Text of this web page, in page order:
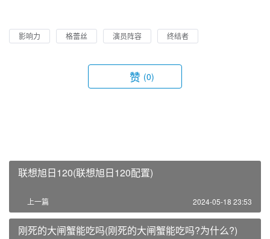
影响力 格蕾丝 演员阵容 终结者
赞 (0)
联想旭日120(联想旭日120配置)
上一篇 2024-05-18 23:53
刚死的大闸蟹能吃吗(刚死的大闸蟹能吃吗?为什么?)